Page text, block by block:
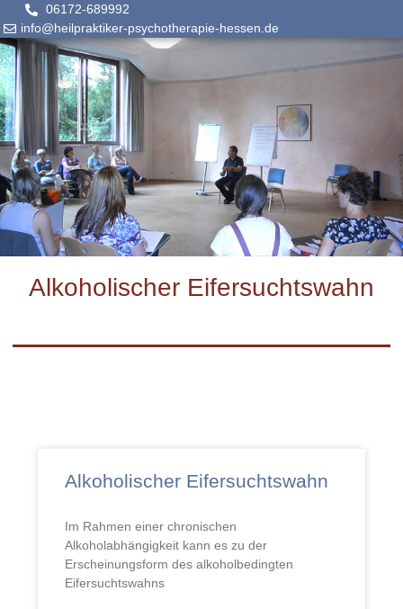
06172-689992
info@heilpraktiker-psychotherapie-hessen.de
Alkoholischer Eifersuchtswahn
Alkoholischer Eifersuchtswahn
Im Rahmen einer chronischen
Alkoholabhängigkeit kann es zu der
Erscheinungsform des alkoholbedingten
Eifersuchtswahns